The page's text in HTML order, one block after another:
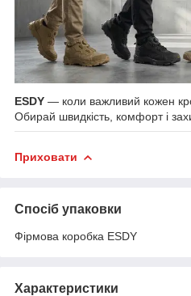
ESDY — коли важливий кожен
Обирай швидкість, комфорт і
Приховати
Спосіб упаковки
Фірмова коробка ESDY
Характеристики